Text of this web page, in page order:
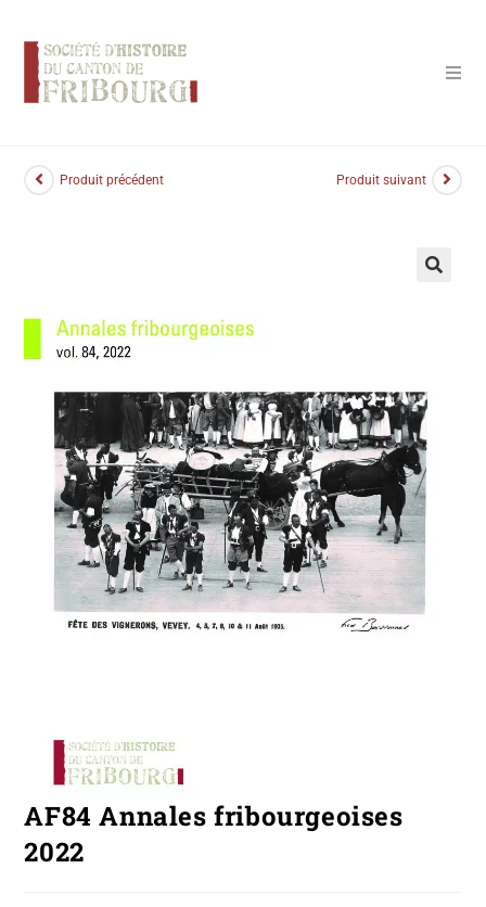
Produit précédent Produit suivant
AF84 Annales fribourgeoises
2022